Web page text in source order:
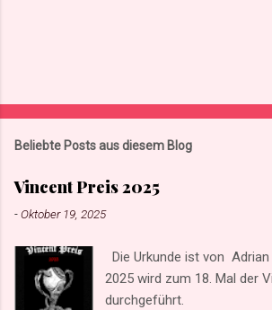
Beliebte Posts aus diesem Blog
Vincent Preis 2025
-Oktober 19, 2025
Die Urkunde ist von
2025 wird zum 18. Mal der
durchgeführt.